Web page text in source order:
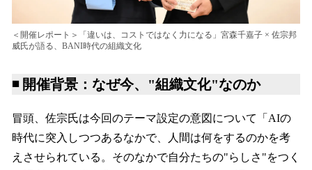
＜開催レポート＞「違いは、コストではなく力になる」宮森千嘉子 × 佐宗邦
威氏が語る、BANI時代の組織文化
◾️ 開催背景：なぜ今、"組織文化"なのか
冒頭、佐宗氏は今回のテーマ設定の意図について「AIの
時代に突入しつつあるなかで、人間は何をするのかを考
えさせられている。そのなかで自分たちの"らしさ"をつく